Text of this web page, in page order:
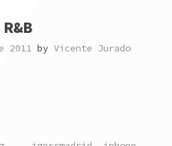
R&B
2011 by Vicente Jurado